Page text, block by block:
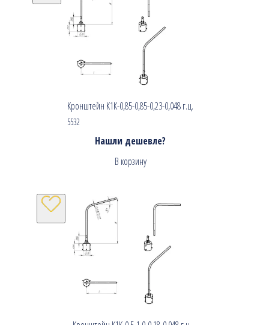
Кронштейн К1К-0,85-0,85-0,23-0,048 г.ц.
5532
Нашли дешевле?
В корзину